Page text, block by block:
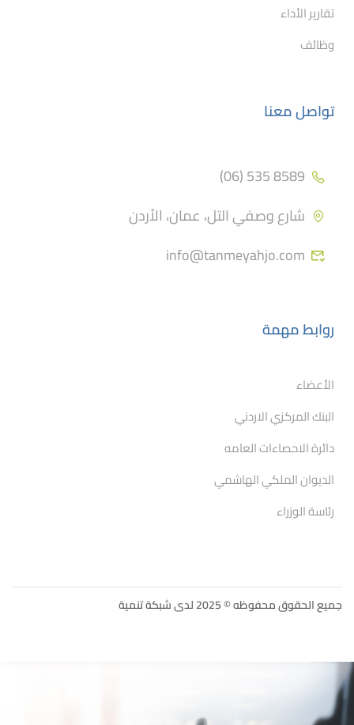
تقارير الأداء
وظائف
تواصل معنا
8589 535 (06)
شارع وصفي التل، عمان، الأردن
info@tanmeyahjo.com
روابط مهمة
الأعضاء
البنك المركزي الاردني
دائرة الاحصاءات العامه
الديوان الملكي الهاشمي
رئاسة الوزراء
جميع الحقوق محفوظه © 2025 لدى شبكة تنمية